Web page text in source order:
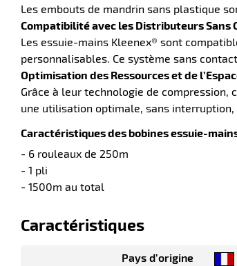
Les embouts de mandrin sans plastique
Compatibilité avec les Distributeurs Sans
Les essuie-mains Kleenex® sont
personnalisables. Ce système sans
Optimisation des Ressources et de
Grâce à leur technologie de
une utilisation optimale, sans
Caractéristiques des bobines essuie-
- 6 rouleaux de 250m
- 1 pli
- 1500m au total
Caractéristiques
Pays d’origine